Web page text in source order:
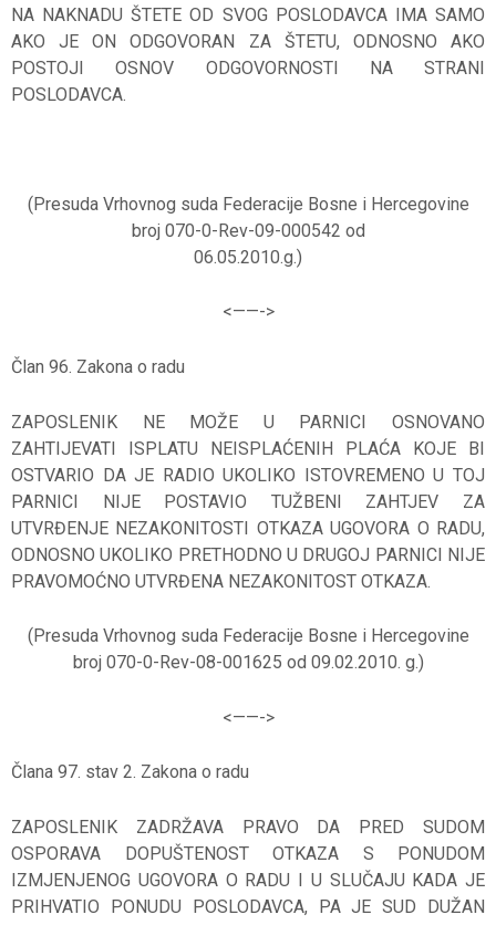
NA NAKNADU ŠTETE OD SVOG POSLODAVCA IMA SAMO
AKO JE ON ODGOVORAN ZA ŠTETU, ODNOSNO AKO
POSTOJI OSNOV ODGOVORNOSTI NA STRANI
POSLODAVCA.
(Presuda Vrhovnog suda Federacije Bosne i Hercegovine
broj 070-0-Rev-09-000542 od
06.05.2010.g.)
<——->
Član 96. Zakona o radu
ZAPOSLENIK NE MOŽE U PARNICI OSNOVANO
ZAHTIJEVATI ISPLATU NEISPLAĆENIH PLAĆA KOJE BI
OSTVARIO DA JE RADIO UKOLIKO ISTOVREMENO U TOJ
PARNICI NIJE POSTAVIO TUŽBENI ZAHTJEV ZA
UTVRĐENJE NEZAKONITOSTI OTKAZA UGOVORA O RADU,
ODNOSNO UKOLIKO PRETHODNO U DRUGOJ PARNICI NIJE
PRAVOMOĆNO UTVRĐENA NEZAKONITOST OTKAZA.
(Presuda Vrhovnog suda Federacije Bosne i Hercegovine
broj 070-0-Rev-08-001625 od 09.02.2010. g.)
<——->
Člana 97. stav 2. Zakona o radu
ZAPOSLENIK ZADRŽAVA PRAVO DA PRED SUDOM
OSPORAVA DOPUŠTENOST OTKAZA S PONUDOM
IZMJENJENOG UGOVORA O RADU I U SLUČAJU KADA JE
PRIHVATIO PONUDU POSLODAVCA, PA JE SUD DUŽAN